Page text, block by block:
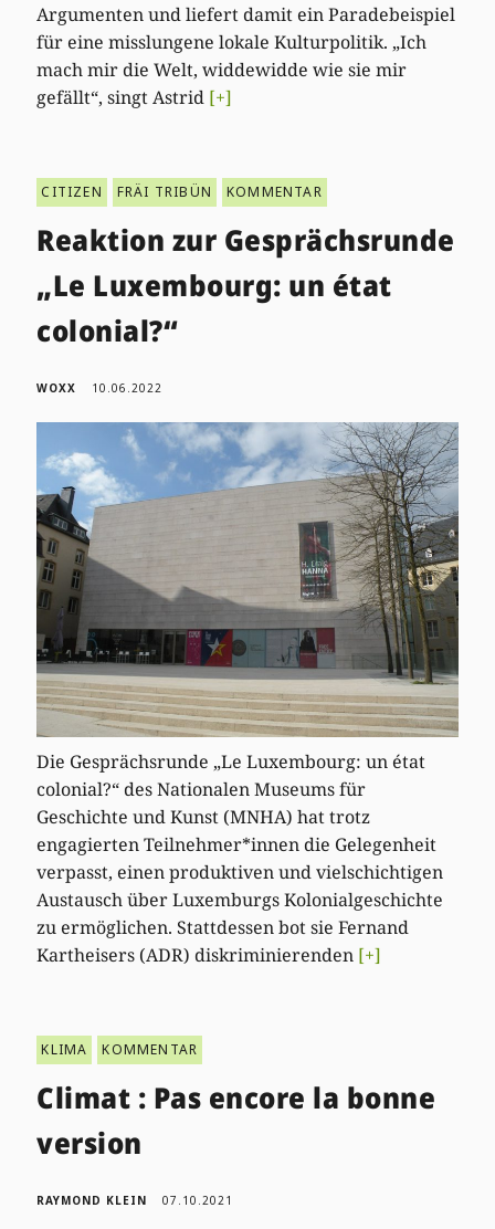
Argumenten und liefert damit ein Paradebeispiel
für eine misslungene lokale Kulturpolitik. „Ich
mach mir die Welt, widdewidde wie sie mir
gefällt“, singt Astrid [+]
CITIZEN FRÄI TRIBÜN KOMMENTAR
Reaktion zur Gesprächsrunde
„Le Luxembourg: un état
colonial?“
WOXX 10.06.2022
Die Gesprächsrunde „Le Luxembourg: un état
colonial?“ des Nationalen Museums für
Geschichte und Kunst (MNHA) hat trotz
engagierten Teilnehmer*innen die Gelegenheit
verpasst, einen produktiven und vielschichtigen
Austausch über Luxemburgs Kolonialgeschichte
zu ermöglichen. Stattdessen bot sie Fernand
Kartheisers (ADR) diskriminierenden [+]
KLIMA KOMMENTAR
Climat : Pas encore la bonne
version
RAYMOND KLEIN 07.10.2021